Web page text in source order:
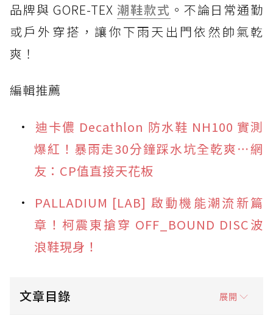
品牌與 GORE-TEX 潮鞋款式 。不論日常通勤
或戶外穿搭，讓你下雨天出門依然帥氣乾
爽！
編輯推薦
迪卡儂 Decathlon 防水鞋 NH100 實測
爆紅！暴雨走30分鐘踩水坑全乾爽⋯網
友：CP值直接天花板
PALLADIUM [LAB] 啟動機能潮流新篇
章！柯震東搶穿 OFF_BOUND DISC波
浪鞋現身！
文章目錄 展開